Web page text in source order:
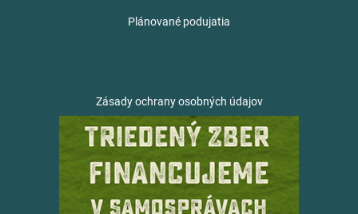
Plánované podujatia
Zásady ochrany osobných údajov